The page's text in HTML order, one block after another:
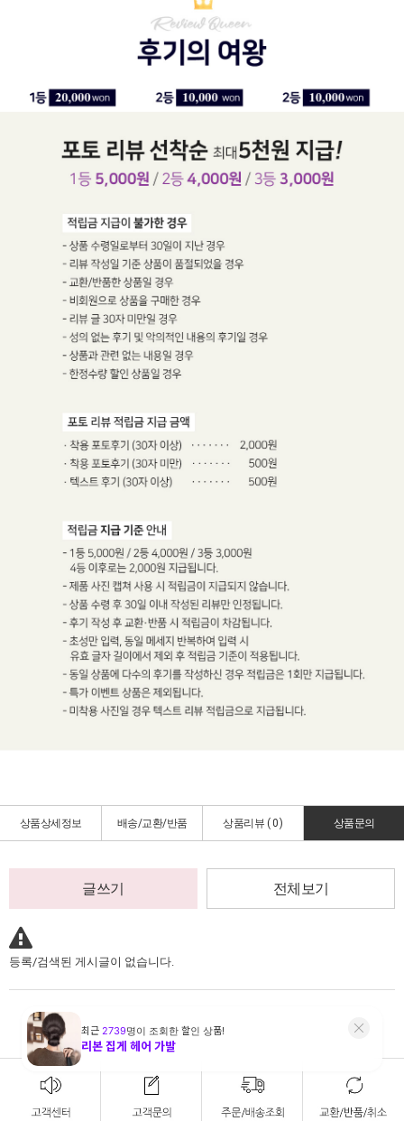
상품상세정보 배송/교환/반품 상품리뷰 ( 0) 상품문의
글쓰기 전체보기
등록/검색된 게시글이 없습니다.